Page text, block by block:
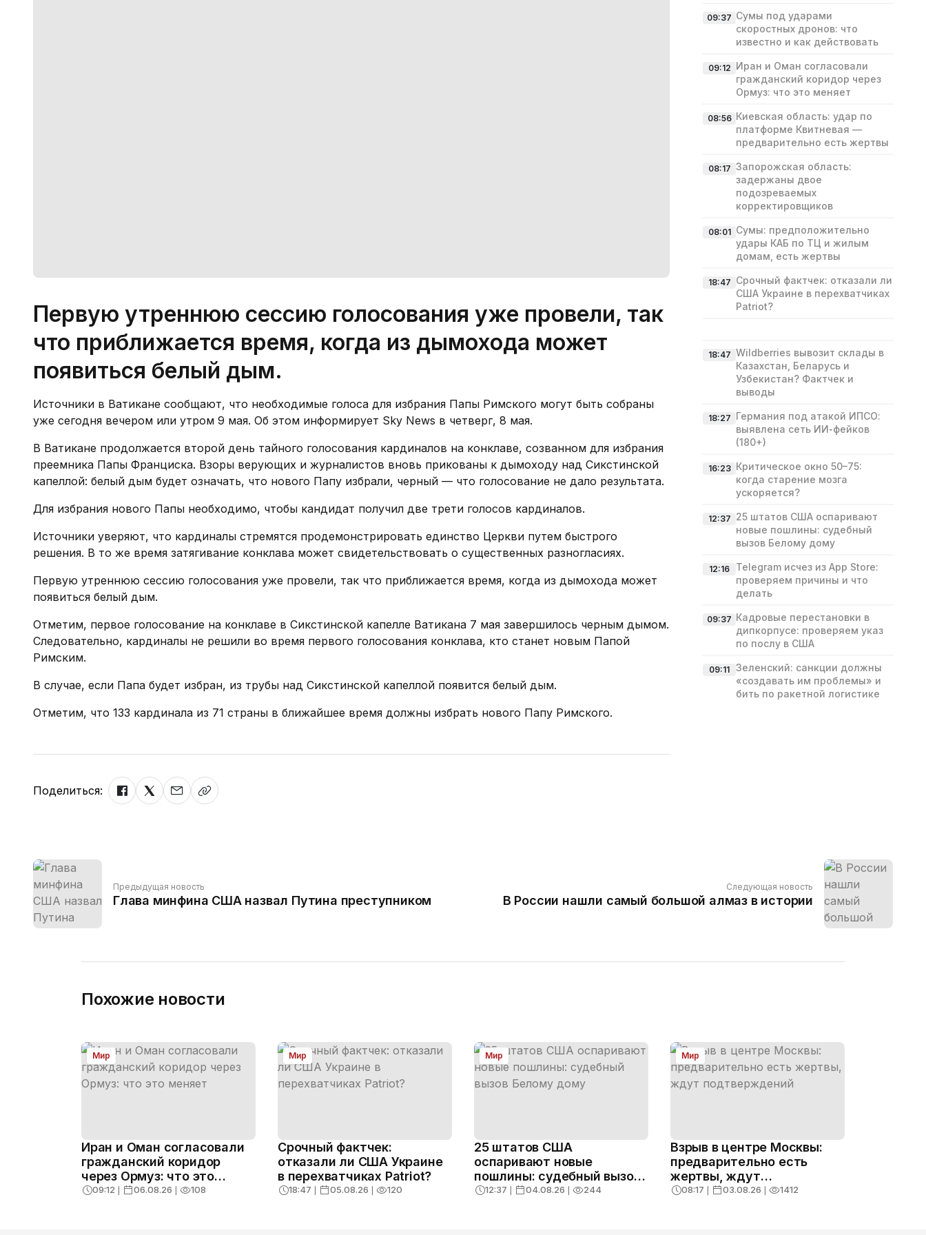
Первую утреннюю сессию голосования уже провели, так
что приближается время, когда из дымохода может
появиться белый дым.
Источники в Ватикане сообщают, что необходимые голоса для избрания Папы Римского могут быть собраны
уже сегодня вечером или утром 9 мая. Об этом информирует Sky News в четверг, 8 мая.
В Ватикане продолжается второй день тайного голосования кардиналов на конклаве, созванном для избрания
преемника Папы Франциска. Взоры верующих и журналистов вновь прикованы к дымоходу над Сикстинской
капеллой: белый дым будет означать, что нового Папу избрали, черный — что голосование не дало результата.
Для избрания нового Папы необходимо, чтобы кандидат получил две трети голосов кардиналов.
Источники уверяют, что кардиналы стремятся продемонстрировать единство Церкви путем быстрого
решения. В то же время затягивание конклава может свидетельствовать о существенных разногласиях.
Первую утреннюю сессию голосования уже провели, так что приближается время, когда из дымохода может
появиться белый дым.
Отметим, первое голосование на конклаве в Сикстинской капелле Ватикана 7 мая завершилось черным дымом.
Следовательно, кардиналы не решили во время первого голосования конклава, кто станет новым Папой
Римским.
В случае, если Папа будет избран, из трубы над Сикстинской капеллой появится белый дым.
Отметим, что 133 кардинала из 71 страны в ближайшее время должны избрать нового Папу Римского.
Поделиться:
09:37 Сумы под ударами
скоростных дронов: что
известно и как действовать
09:12 Иран и Оман согласовали
гражданский коридор через
Ормуз: что это меняет
08:56 Киевская область: удар по
платформе Квитневая —
предварительно есть жертвы
08:17 Запорожская область:
задержаны двое
подозреваемых
корректировщиков
08:01 Сумы: предположительно
удары КАБ по ТЦ и жилым
домам, есть жертвы
18:47 Срочный фактчек: отказали ли
США Украине в перехватчиках
Patriot?
18:47 Wildberries вывозит склады в
Казахстан, Беларусь и
Узбекистан? Фактчек и
выводы
18:27 Германия под атакой ИПСО:
выявлена сеть ИИ‑фейков
(180+)
16:23 Критическое окно 50–75:
когда старение мозга
ускоряется?
12:37 25 штатов США оспаривают
новые пошлины: судебный
вызов Белому дому
12:16
Telegram исчез из App Store:
проверяем причины и что
делать
09:37 Кадровые перестановки в
дипкорпусе: проверяем указ
по послу в США
09:11 Зеленский: санкции должны
«создавать им проблемы» и
бить по ракетной логистике
Предыдущая новость
Глава минфина США назвал Путина преступником
Следующая новость
В России нашли самый большой алмаз в истории
Похожие новости
Мир
Иран и Оман согласовали
гражданский коридор
через Ормуз: что это
меняет
09:12 ❘ 06.08.26 ❘ 108
Мир
Срочный фактчек:
отказали ли США Украине
в перехватчиках Patriot?
18:47 ❘ 05.08.26 ❘ 120
Мир
25 штатов США
оспаривают новые
пошлины: судебный вызов
Белому дому
12:37 ❘ 04.08.26 ❘ 244
Мир
Взрыв в центре Москвы:
предварительно есть
жертвы, ждут
подтверждений
08:17 ❘ 03.08.26 ❘ 1412